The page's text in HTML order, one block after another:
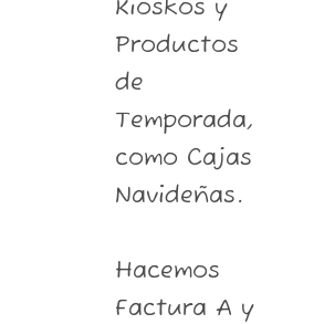
Kioskos y
Productos
de
Temporada,
como Cajas
Navideñas.
Hacemos
Factura A y